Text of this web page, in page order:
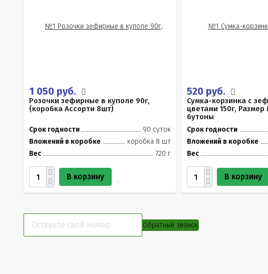
1 050 руб.
Розочки зефирные в куполе 90г,
(коробка Ассорти 8шт)
Срок годности
90 суток
Вложений в коробке
коробка 8 шт
Вес
720 г
В корзину
520 руб.
Сумка-корзинка с
цветами 150г,
бутоны
Срок годности
Вложений в коробке
Вес
В корзину
Обратный звонок